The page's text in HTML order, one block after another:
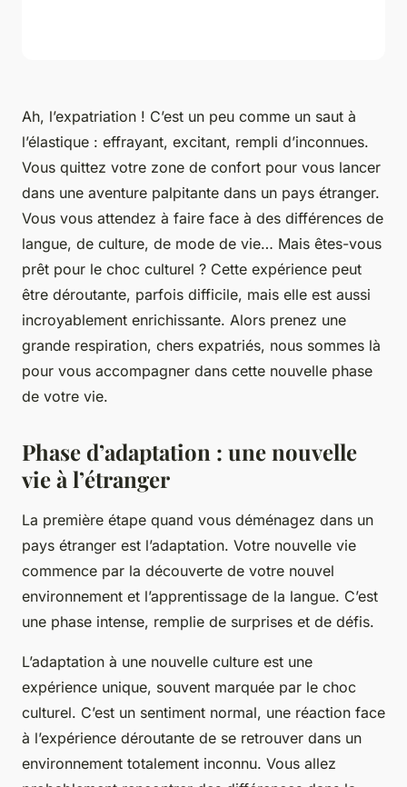
Ah, l’expatriation ! C’est un peu comme un saut à
l’élastique : effrayant, excitant, rempli d’inconnues.
Vous quittez votre zone de confort pour vous lancer
dans une aventure palpitante dans un pays étranger.
Vous vous attendez à faire face à des différences de
langue, de culture, de mode de vie… Mais êtes-vous
prêt pour le choc culturel ? Cette expérience peut
être déroutante, parfois difficile, mais elle est aussi
incroyablement enrichissante. Alors prenez une
grande respiration, chers expatriés, nous sommes là
pour vous accompagner dans cette nouvelle phase
de votre vie.
Phase d’adaptation : une nouvelle
vie à l’étranger
La première étape quand vous déménagez dans un
pays étranger est l’adaptation. Votre nouvelle vie
commence par la découverte de votre nouvel
environnement et l’apprentissage de la langue. C’est
une phase intense, remplie de surprises et de défis.
L’adaptation à une nouvelle culture est une
expérience unique, souvent marquée par le choc
culturel. C’est un sentiment normal, une réaction face
à l’expérience déroutante de se retrouver dans un
environnement totalement inconnu. Vous allez